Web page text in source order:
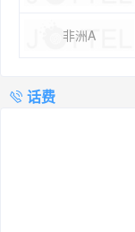
非洲A
话费